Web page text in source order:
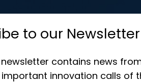
to our Newsletter
newsletter contains news
innovation calls of